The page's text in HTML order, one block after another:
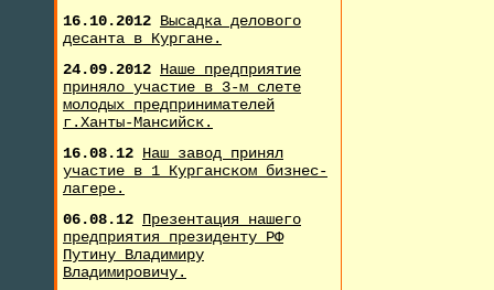
16.10.2012 Высадка делового
десанта в Кургане.
24.09.2012 Наше предприятие
приняло участие в 3-м слете
молодых предпринимателей
г.Ханты-Мансийск.
16.08.12 Наш завод принял
участие в 1 Курганском бизнес-
лагере.
06.08.12 Презентация нашего
предприятия президенту РФ
Путину Владимиру
Владимировичу.